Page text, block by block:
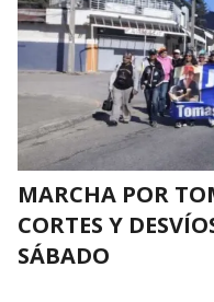
MARCHA POR
CORTES Y
SÁBADO